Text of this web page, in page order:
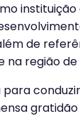
instituição
de
na região de